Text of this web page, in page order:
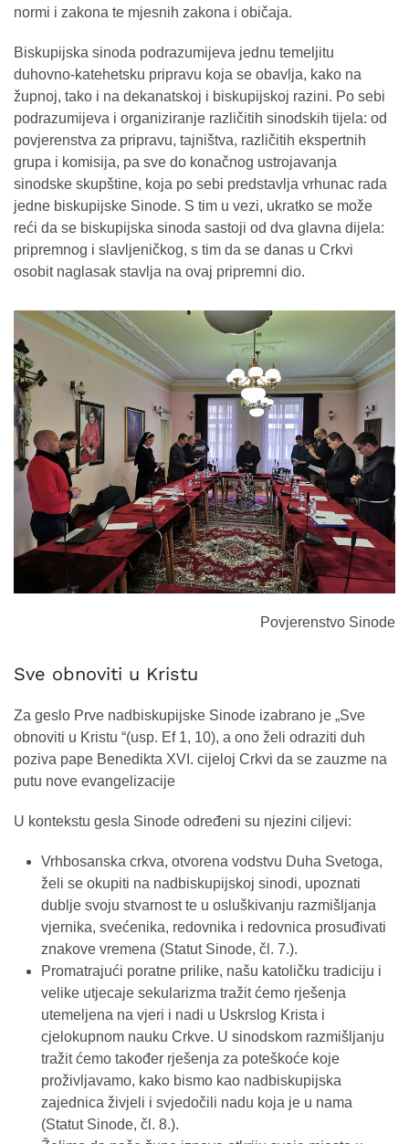
normi i zakona te mjesnih zakona i običaja.
Biskupijska sinoda podrazumijeva jednu temeljitu
duhovno‐katehetsku pripravu koja se obavlja, kako na
župnoj, tako i na dekanatskoj i biskupijskoj razini. Po sebi
podrazumijeva i organiziranje različitih sinodskih tijela: od
povjerenstva za pripravu, tajništva, različitih ekspertnih
grupa i komisija, pa sve do konačnog ustrojavanja
sinodske skupštine, koja po sebi predstavlja vrhunac rada
jedne biskupijske Sinode. S tim u vezi, ukratko se može
reći da se biskupijska sinoda sastoji od dva glavna dijela:
pripremnog i slavljeničkog, s tim da se danas u Crkvi
osobit naglasak stavlja na ovaj pripremni dio.
Povjerenstvo Sinode
Sve obnoviti u Kristu
Za geslo Prve nadbiskupijske Sinode izabrano je „Sve
obnoviti u Kristu “(usp. Ef 1, 10), a ono želi odraziti duh
poziva pape Benedikta XVI. cijeloj Crkvi da se zauzme na
putu nove evangelizacije
U kontekstu gesla Sinode određeni su njezini ciljevi:
Vrhbosanska crkva, otvorena vodstvu Duha Svetoga,
želi se okupiti na nadbiskupijskoj sinodi, upoznati
dublje svoju stvarnost te u osluškivanju razmišljanja
vjernika, svećenika, redovnika i redovnica prosuđivati
znakove vremena (Statut Sinode, čl. 7.).
Promatrajući poratne prilike, našu katoličku tradiciju i
velike utjecaje sekularizma tražit ćemo rješenja
utemeljena na vjeri i nadi u Uskrslog Krista i
cjelokupnom nauku Crkve. U sinodskom razmišljanju
tražit ćemo također rješenja za poteškoće koje
proživljavamo, kako bismo kao nadbiskupijska
zajednica živjeli i svjedočili nadu koja je u nama
(Statut Sinode, čl. 8.).